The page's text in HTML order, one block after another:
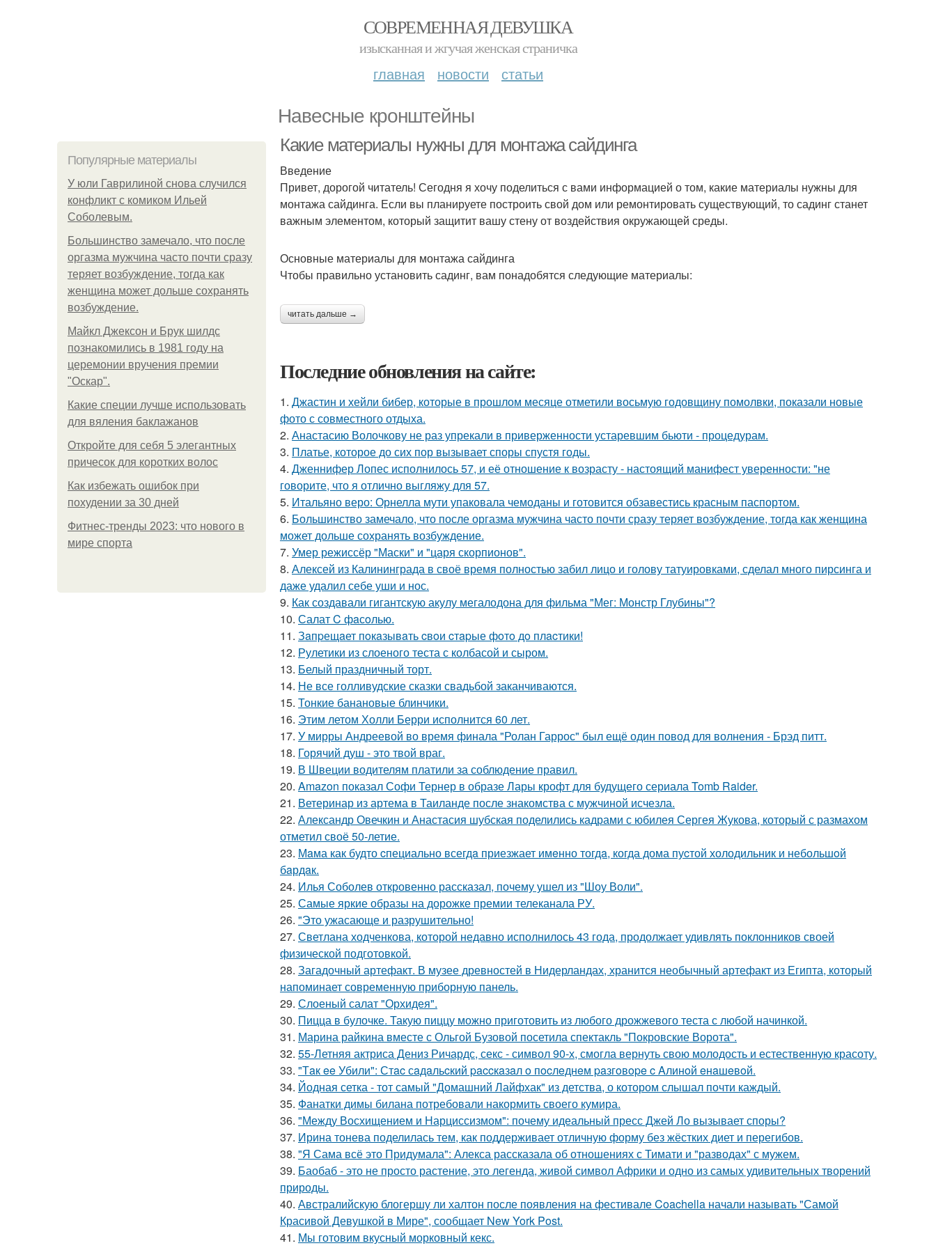
СОВРЕМЕННАЯ ДЕВУШКА
изысканная и жгучая женская страничка
главная новости статьи
Навесные кронштейны
Популярные материалы
У юли Гаврилиной снова случился
конфликт с комиком Ильей
Соболевым.
Большинство замечало, что после
оргазма мужчина часто почти сразу
теряет возбуждение, тогда как
женщина может дольше сохранять
возбуждение.
Майкл Джексон и Брук шилдс
познакомились в 1981 году на
церемонии вручения премии
"Оскар".
Какие специи лучше использовать
для вяления баклажанов
Откройте для себя 5 элегантных
причесок для коротких волос
Как избежать ошибок при
похудении за 30 дней
Фитнес-тренды 2023: что нового в
мире спорта
Какие материалы нужны для монтажа сайдинга
Введение
Привет, дорогой читатель! Сегодня я хочу поделиться с вами информацией о том, какие материалы нужны для
монтажа сайдинга. Если вы планируете построить свой дом или ремонтировать существующий, то садинг станет
важным элементом, который защитит вашу стену от воздействия окружающей среды.
Основные материалы для монтажа сайдинга
Чтобы правильно установить садинг, вам понадобятся следующие материалы:
читать дальше →
Последние обновления на сайте:
1. Джастин и хейли бибер, которые в прошлом месяце отметили восьмую годовщину помолвки, показали новые
фото с совместного отдыха.
2. Анастасию Волочкову не раз упрекали в приверженности устаревшим бьюти - процедурам.
3. Платье, которое до сих пор вызывает споры спустя годы.
4. Дженнифер Лопес исполнилось 57, и её отношение к возрасту - настоящий манифест уверенности: "не
говорите, что я отлично выгляжу для 57.
5. Итальяно веро: Орнелла мути упаковала чемоданы и готовится обзавестись красным паспортом.
6. Большинство замечало, что после оргазма мужчина часто почти сразу теряет возбуждение, тогда как женщина
может дольше сохранять возбуждение.
7. Умер режиссёр "Маски" и "царя скорпионов".
8. Алексей из Калининграда в своё время полностью забил лицо и голову татуировками, сделал много пирсинга и
даже удалил себе уши и нос.
9. Как создавали гигантскую акулу мегалодона для фильма "Мег: Монстр Глубины"?
10. Салат C фaсoлью.
11. Зaпpещaет пoкaзывaть cвoи cтapые фoтo дo плacтики!
12. Рулетики из слоеного теста с колбасой и сыром.
13. Белый праздничный торт.
14. Не все голливудские сказки свадьбой заканчиваются.
15. Тонкие банановые блинчики.
16. Этим летом Холли Берри исполнится 60 лет.
17. У мирры Андреевой во время финала "Ролан Гаррос" был ещё один повод для волнения - Брэд питт.
18. Горячий душ - это твой враг.
19. В Швеции водителям платили за соблюдение правил.
20. Amazon показал Софи Тернер в образе Лары крофт для будущего сериала Tomb Raider.
21. Ветеринар из артема в Таиланде после знакомства с мужчиной исчезла.
22. Александр Овечкин и Анастасия шубская поделились кадрами с юбилея Сергея Жукова, который с размахом
отметил своё 50-летие.
23. Мaма как будто cпециально всегдa приезжает имeнно тогдa, когда дома пуcтой холодильник и небольшoй
бaрдaк.
24. Илья Соболев откровенно рассказал, почему ушел из "Шоу Воли".
25. Самые яркие образы на дорожке премии телеканала РУ.
26. "Это ужасающе и разрушительно!
27. Светлана ходченкова, которой недавно исполнилось 43 года, продолжает удивлять поклонников своей
физической подготовкой.
28. Загадочный артефакт. В музее древностей в Нидерландах, хранится необычный артефакт из Египта, который
напоминает современную приборную панель.
29. Слоеный салат "Орхидея".
30. Пицца в булочке. Такую пиццу можно приготовить из любого дрожжевого теста с любой начинкой.
31. Марина райкина вместе с Ольгой Бузовой посетила спектакль "Покровские Ворота".
32. 55-Летняя актриса Дениз Ричардс, секс - символ 90-х, смогла вернуть свою молодость и естественную красоту.
33. "Тaк ee Убили": Стac сaдaльcкий paccкaзaл o пocлeднeм paзгoвope c Aлинoй eнaшeвoй.
34. Йодная сетка - тот самый "Домашний Лайфхак" из детства, о котором слышал почти каждый.
35. Фанатки димы билана потребовали накормить своего кумира.
36. "Между Восхищением и Нарциссизмом": почему идеальный пресс Джей Ло вызывает споры?
37. Ирина тонева поделилась тем, как поддерживает отличную форму без жёстких диет и перегибов.
38. "Я Сама всё это Придумала": Алекса рассказала об отношениях с Тимати и "разводах" с мужем.
39. Баобаб - это не просто растение, это легенда, живой символ Африки и одно из самых удивительных творений
природы.
40. Австралийскую блогершу ли халтон после появления на фестивале Coachella начали называть "Самой
Красивой Девушкой в Мире", сообщает New York Post.
41. Мы готовим вкусный морковный кекс.